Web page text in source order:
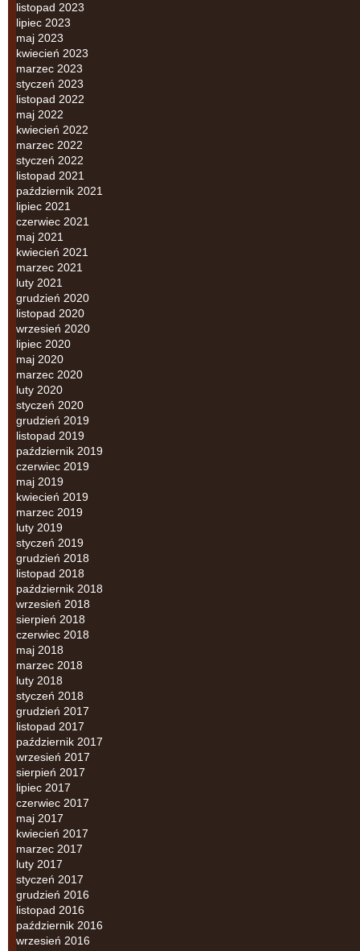
listopad 2023
lipiec 2023
maj 2023
kwiecień 2023
marzec 2023
styczeń 2023
listopad 2022
maj 2022
kwiecień 2022
marzec 2022
styczeń 2022
listopad 2021
październik 2021
lipiec 2021
czerwiec 2021
maj 2021
kwiecień 2021
marzec 2021
luty 2021
grudzień 2020
listopad 2020
wrzesień 2020
lipiec 2020
maj 2020
marzec 2020
luty 2020
styczeń 2020
grudzień 2019
listopad 2019
październik 2019
czerwiec 2019
maj 2019
kwiecień 2019
marzec 2019
luty 2019
styczeń 2019
grudzień 2018
listopad 2018
październik 2018
wrzesień 2018
sierpień 2018
czerwiec 2018
maj 2018
marzec 2018
luty 2018
styczeń 2018
grudzień 2017
listopad 2017
październik 2017
wrzesień 2017
sierpień 2017
lipiec 2017
czerwiec 2017
maj 2017
kwiecień 2017
marzec 2017
luty 2017
styczeń 2017
grudzień 2016
listopad 2016
październik 2016
wrzesień 2016